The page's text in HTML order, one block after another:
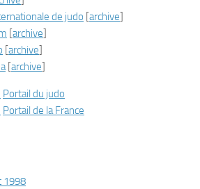
de judo archive
archive
archive
[ archive
Portail du judo
Portail de la France
1998